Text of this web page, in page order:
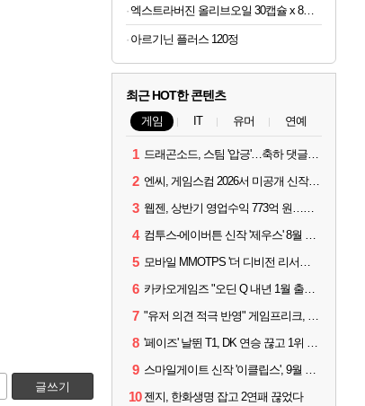
글쓰기
엑스트라버진 올리브오일 30캡슐 x 8박스
아르기닌 플러스 120정
최근 HOT한 콘텐츠
게임 IT 유머 연예
1 드래곤소드, 스팀 '압긍'…축하 댓글 달고 게임 코드 받자!
2 엔씨, 게임스컴 2026서 미공개 신작 최초 공개
3 웹젠, 상반기 영업수익 773억 원…순이익 89% 증가
4 컴투스-에이버튼 신작 '제우스' 8월 26일 출시…"모두를 위한 경쟁"
5 모바일 MMOTPS '더 디비전 리서전스', 6일 스팀에도 출시
6 카카오게임즈 "오딘 Q 내년 1월 출시, 연기는 없다"
7 "유저 의견 적극 반영" 게임프리크, 비스트 오브 리인카네이션 개선 나선다
8 '페이즈' 날뛴 T1, DK 연승 끊고 1위 지켜
9 스마일게이트 신작 '이클립스', 9월 10일 정식 출시
10 젠지, 한화생명 잡고 2연패 끊었다